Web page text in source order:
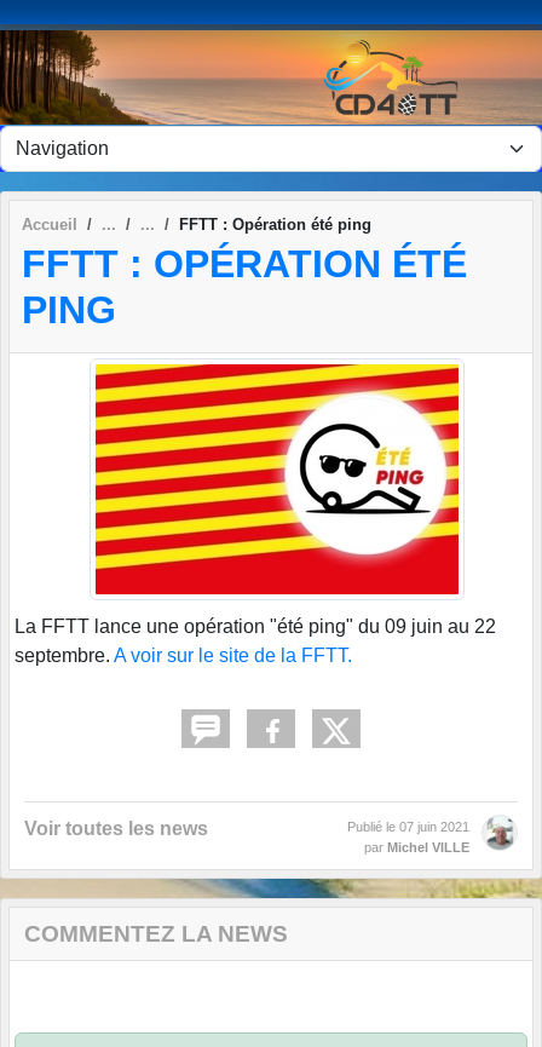
Accueil FFTT : Opération été ping
FFTT : OPÉRATION ÉTÉ
PING
La FFTT lance une opération "été ping" du 09 juin au 22
septembre. A voir sur le site de la FFTT.
Voir toutes les news Publié le 07 juin 2021
par Michel VILLE
COMMENTEZ LA NEWS